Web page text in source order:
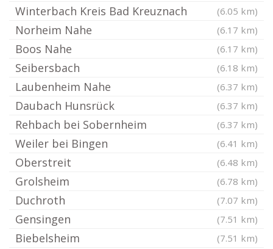
Winterbach Kreis Bad Kreuznach (6.05 km)
Norheim Nahe (6.17 km)
Boos Nahe (6.17 km)
Seibersbach (6.18 km)
Laubenheim Nahe (6.37 km)
Daubach Hunsrück (6.37 km)
Rehbach bei Sobernheim (6.37 km)
Weiler bei Bingen (6.41 km)
Oberstreit (6.48 km)
Grolsheim (6.78 km)
Duchroth (7.07 km)
Gensingen (7.51 km)
Biebelsheim (7.51 km)